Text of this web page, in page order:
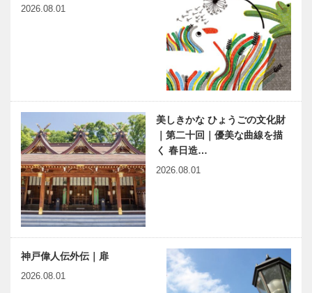
2026.08.01
美しきかな ひょうごの文化財
｜第二十回｜優美な曲線を描
く 春日造…
2026.08.01
神戸偉人伝外伝｜扉
2026.08.01